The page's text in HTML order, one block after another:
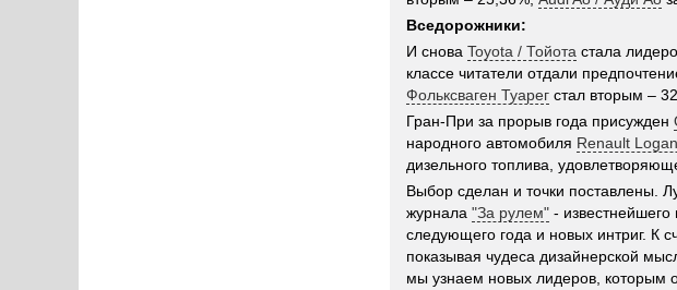
Вседорожники:
И снова Toyota / Тойота стала
классе читатели отдали
Фольксваген Туарег стал вторым –
Гран-При за прорыв года присужден
народного автомобиля Renault
дизельного топлива,
Выбор сделан и точки поставлены.
журнала "За рулем" -
следующего года и новых интриг. К
показывая чудеса дизайнерской
мы узнаем новых лидеров, которым